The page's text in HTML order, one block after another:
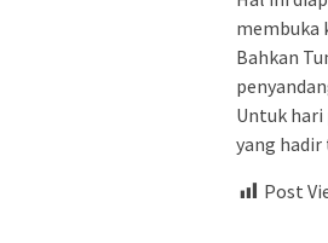
membuka
Bahkan
Untuk hari
yang
Post